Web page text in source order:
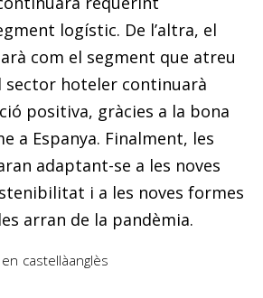
logístic. De l’altra, el
com el segment que atreu
sector hoteler continuarà
positiva, gràcies a la bona
a Espanya. Finalment, les
adaptant-se a les noves
i a les noves formes
arran de la pandèmia.
castellàanglès